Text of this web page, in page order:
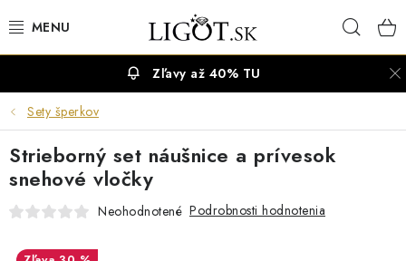
na
NÁUŠNICE
NÁHRDELNÍKY
NÁRAMKY
Zľavy až 40% TU
Sety šperkov
Strieborný set náušnice a prívesok
snehové vločky
Neohodnotené Podrobnosti hodnotenia